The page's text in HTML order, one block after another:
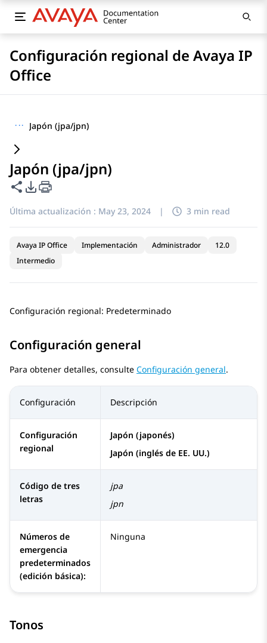
Configuración regional de Avaya IP
Office
··· Japón (jpa/jpn)
Japón (jpa/jpn)
Compartir esta página
Opciones de exportación de PDF
Última actualización : May 23, 2024 | 3 min read
Avaya IP Office Implementación Administrador
12.0
Intermedio
Configuración regional: Predeterminado
Configuración general
Para obtener detalles, consulte Configuración general.
Configuración Descripción
Configuración
regional
Japón (japonés)
Japón (inglés de EE. UU.)
Código de tres
letras
jpa
jpn
Números de
emergencia
predeterminados
(edición básica):
Ninguna
Tonos